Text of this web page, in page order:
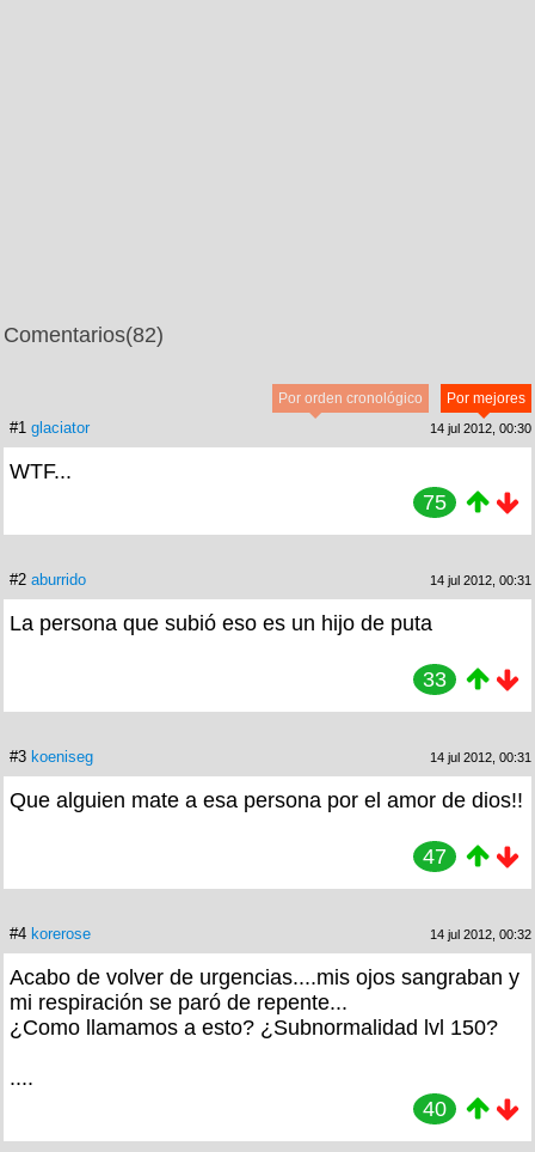
Comentarios(82)
Por mejores
Por orden cronológico
#1 glaciator 14 jul 2012, 00:30
WTF...
75
#2 aburrido 14 jul 2012, 00:31
La persona que subió eso es un hijo de puta
33
#3 koeniseg 14 jul 2012, 00:31
Que alguien mate a esa persona por el amor de dios!!
47
#4 korerose 14 jul 2012, 00:32
Acabo de volver de urgencias....mis ojos sangraban y
mi respiración se paró de repente...
¿Como llamamos a esto? ¿Subnormalidad lvl 150?
....
40